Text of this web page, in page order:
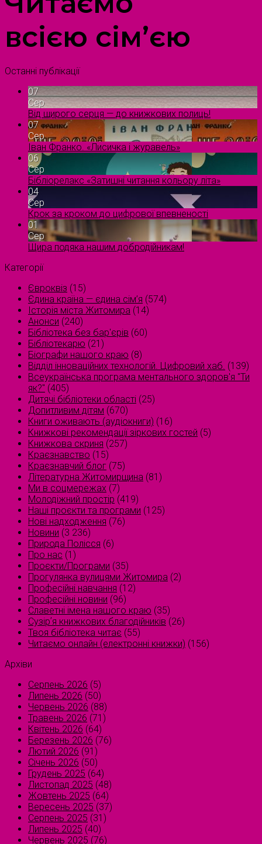
всією сім’єю
Останні публікації
07
Сер
Від щирого серця — до книжкових полиць!
07
Сер
Іван Франко. «Лисичка і журавель»
06
Сер
Бібліорелакс «Затишні читання кольору літа»
04
Сер
Крок за кроком до цифрової впевненості
01
Сер
Щира подяка нашим добродійникам!
Категорії
Євроквіз (15)
Єдина країна — єдина сім’я (574)
Історія міста Житомира (14)
Анонси (240)
Бібліотека без бар'єрів (60)
Бібліотекарю (21)
Біографи нашого краю (8)
Відділ інноваційних технологій. Цифровий хаб. (139)
Всеукраїнська програма ментального здоров'я "Ти
як?" (405)
Дитячі бібліотеки області (25)
Допитливим дітям (670)
Книги оживають (аудіокниги) (16)
Книжкові рекомендації зіркових гостей (5)
Книжкова скриня (257)
Краєзнавство (15)
Краєзнавчий блог (75)
Літературна Житомирщина (81)
Ми в соцмережах (7)
Молодіжний простір (419)
Наші проєкти та програми (125)
Нові надходження (76)
Новини (3 236)
Природа Полісся (6)
Про нас (1)
Проєкти/Програми (35)
Прогулянка вулицями Житомира (2)
Професійні навчання (12)
Професійні новини (96)
Славетні імена нашого краю (35)
Сузірʼя книжкових благодійників (26)
Твоя бібліотека читає (55)
Читаємо онлайн (електронні книжки) (156)
Архіви
Серпень 2026 (5)
Липень 2026 (50)
Червень 2026 (88)
Травень 2026 (71)
Квітень 2026 (64)
Березень 2026 (76)
Лютий 2026 (91)
Січень 2026 (50)
Грудень 2025 (64)
Листопад 2025 (48)
Жовтень 2025 (64)
Вересень 2025 (37)
Серпень 2025 (31)
Липень 2025 (40)
Червень 2025 (76)